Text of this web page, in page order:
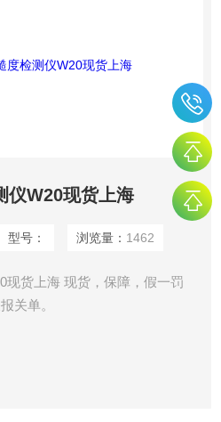
仪W20现货上海
型号： 浏览量： 1462
现货上海 现货，保障，假一罚
关单。